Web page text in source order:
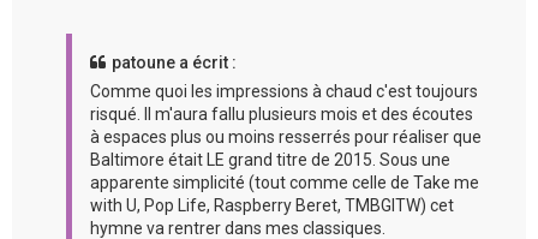
patoune a écrit :
Comme quoi les impressions à chaud c'est toujours
risqué. Il m'aura fallu plusieurs mois et des écoutes
à espaces plus ou moins resserrés pour réaliser que
Baltimore était LE grand titre de 2015. Sous une
apparente simplicité (tout comme celle de Take me
with U, Pop Life, Raspberry Beret, TMBGITW) cet
hymne va rentrer dans mes classiques.